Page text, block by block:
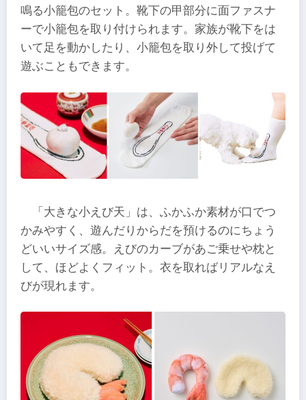
鳴る小籠包のセット。靴下の甲部分に面ファスナ
ーで小籠包を取り付けられます。家族が靴下をは
いて足を動かしたり、小籠包を取り外して投げて
遊ぶこともできます。
「大きな小えび天」は、ふかふか素材が口でつ
かみやすく、遊んだりからだを預けるのにちょう
どいいサイズ感。えびのカーブがあご乗せや枕と
して、ほどよくフィット。衣を取ればリアルなえ
びが現れます。